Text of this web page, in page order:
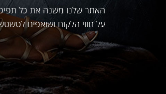
האתר שלנו משנה את כל תפיסת
על חווי הלקוח ושואפים